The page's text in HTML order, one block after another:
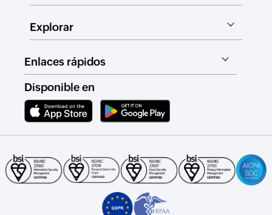
Explorar
Enlaces rápidos
Disponible en